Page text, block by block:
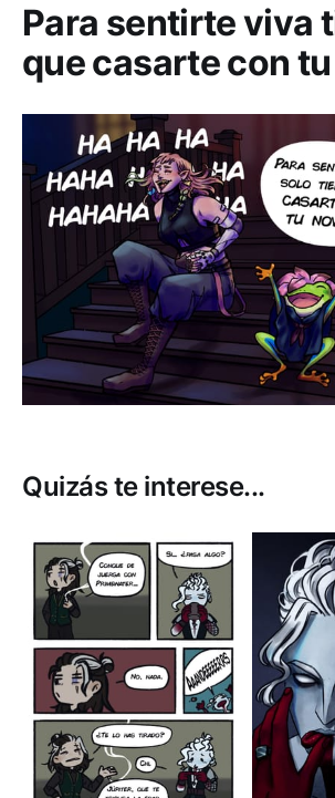
Para sentirte viva
que casarte con
Quizás te interese...